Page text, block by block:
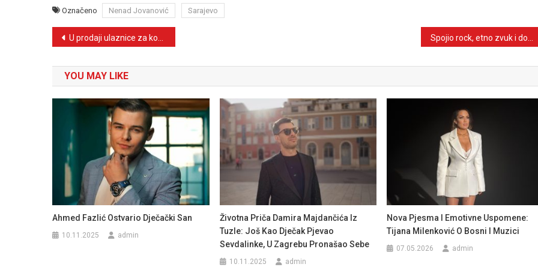
Označeno Nenad Jovanović Sarajevo
Navigacija
članaka
U prodaji ulaznice za koncert Marije Šerifović u Travniku
YOU MAY LIKE
Ahmed Fazlić Ostvario Dječački San
10.11.2025 admin
Životna Priča Damira Majdančića Iz
Tuzle: Još Kao Dječak Pjevao
Sevdalinke, U Zagrebu Pronašao Sebe
10.11.2025 admin
Nova Pjesma I Emotivne Uspomene:
Tijana Milenković O Bosni I Muzici
07.05.2026 admin